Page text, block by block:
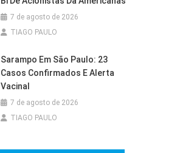
7 de agosto de 2026
TIAGO PAULO
Sarampo Em São Paulo: 23
Casos Confirmados E Alerta
Vacinal
7 de agosto de 2026
TIAGO PAULO